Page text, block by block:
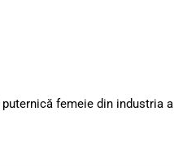
femeie din industria